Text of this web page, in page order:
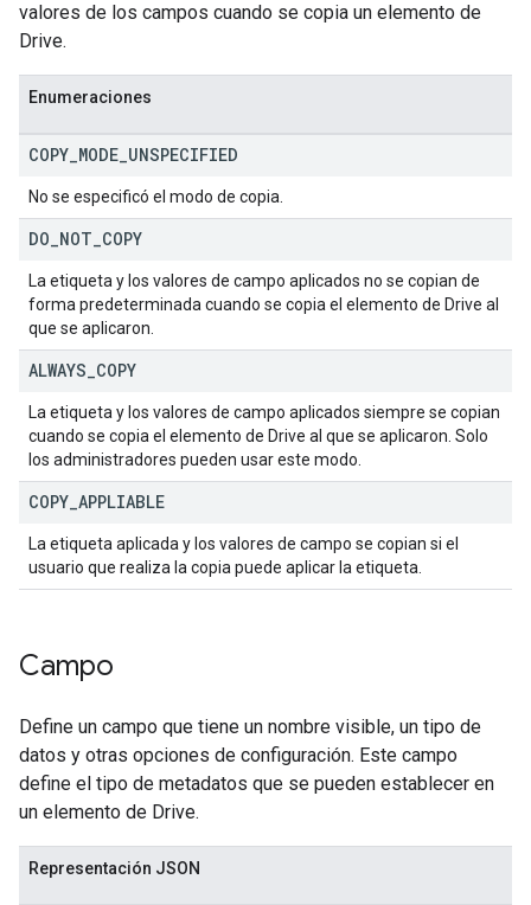
valores de los campos cuando se copia un elemento de
Drive.
Enumeraciones
COPY MODE UNSPECIFIED
No se especificó el modo de copia.
DO NOT COPY
La etiqueta y los valores de campo aplicados no se copian de
forma predeterminada cuando se copia el elemento de Drive al
que se aplicaron.
ALWAYS COPY
La etiqueta y los valores de campo aplicados siempre se copian
cuando se copia el elemento de Drive al que se aplicaron. Solo
los administradores pueden usar este modo.
COPY APPLIABLE
La etiqueta aplicada y los valores de campo se copian si el
usuario que realiza la copia puede aplicar la etiqueta.
Campo
Define un campo que tiene un nombre visible, un tipo de
datos y otras opciones de configuración. Este campo
define el tipo de metadatos que se pueden establecer en
un elemento de Drive.
Representación JSON